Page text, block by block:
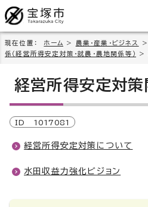
現在位置： ホーム > 農業・産業・ビジネス >
係（経営所得安定対策・就農・農地関係等）
>
経営所得安定対策
ID 1017081
経営所得安定対策について
水田収益力強化ビジョン